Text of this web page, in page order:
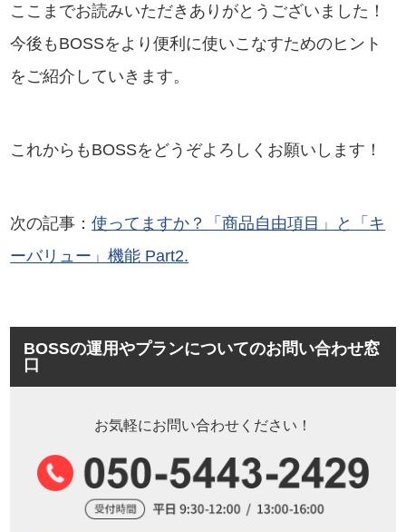
ここまでお読みいただきありがとうございました！
今後もBOSSをより便利に使いこなすためのヒント
をご紹介していきます。
これからもBOSSをどうぞよろしくお願いします！
次の記事：使ってますか？「商品自由項目」と「キ
ーバリュー」機能 Part2.
BOSSの運用やプランについてのお問い合わせ窓
口
お気軽にお問い合わせください！